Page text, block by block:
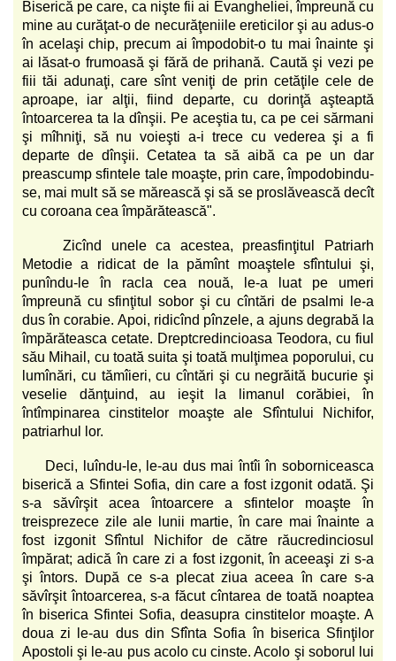
Biserică pe care, ca nişte fii ai Evangheliei, împreună cu
mine au curăţat-o de necurăţeniile ereticilor şi au adus-o
în acelaşi chip, precum ai împodobit-o tu mai înainte şi
ai lăsat-o frumoasă şi fără de prihană. Caută şi vezi pe
fiii tăi adunaţi, care sînt veniţi de prin cetăţile cele de
aproape, iar alţii, fiind departe, cu dorinţă aşteaptă
întoarcerea ta la dînşii. Pe aceştia tu, ca pe cei sărmani
şi mîhniţi, să nu voieşti a-i trece cu vederea şi a fi
departe de dînşii. Cetatea ta să aibă ca pe un dar
preascump sfintele tale moaşte, prin care, împodobindu-
se, mai mult să se mărească şi să se proslăvească decît
cu coroana cea împărătească".
Zicînd unele ca acestea, preasfinţitul Patriarh
Metodie a ridicat de la pămînt moaştele sfîntului şi,
punîndu-le în racla cea nouă, le-a luat pe umeri
împreună cu sfinţitul sobor şi cu cîntări de psalmi le-a
dus în corabie. Apoi, ridicînd pînzele, a ajuns degrabă la
împărăteasca cetate. Dreptcredincioasa Teodora, cu fiul
său Mihail, cu toată suita şi toată mulţimea poporului, cu
lumînări, cu tămîieri, cu cîntări şi cu negrăită bucurie şi
veselie dănţuind, au ieşit la limanul corăbiei, în
întîmpinarea cinstitelor moaşte ale Sfîntului Nichifor,
patriarhul lor.
Deci, luîndu-le, le-au dus mai întîi în soborniceasca
biserică a Sfintei Sofia, din care a fost izgonit odată. Şi
s-a săvîrşit acea întoarcere a sfintelor moaşte în
treisprezece zile ale lunii martie, în care mai înainte a
fost izgonit Sfîntul Nichifor de către răucredinciosul
împărat; adică în care zi a fost izgonit, în aceeaşi zi s-a
şi întors. După ce s-a plecat ziua aceea în care s-a
săvîrşit întoarcerea, s-a făcut cîntarea de toată noaptea
în biserica Sfintei Sofia, deasupra cinstitelor moaşte. A
doua zi le-au dus din Sfînta Sofia în biserica Sfinţilor
Apostoli şi le-au pus acolo cu cinste. Acolo şi soborul lui